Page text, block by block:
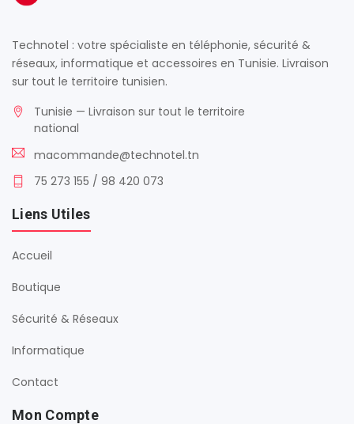
Technotel : votre spécialiste en téléphonie, sécurité &
réseaux, informatique et accessoires en Tunisie. Livraison
sur tout le territoire tunisien.
Tunisie — Livraison sur tout le territoire
national
macommande@technotel.tn
75 273 155 / 98 420 073
Liens Utiles
Accueil
Boutique
Sécurité & Réseaux
Informatique
Contact
Mon Compte